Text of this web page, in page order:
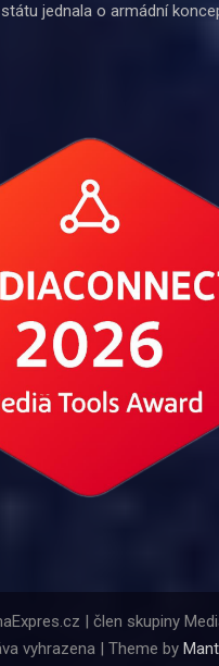
jednala o armádní
| člen skupiny
vyhrazena | Theme by